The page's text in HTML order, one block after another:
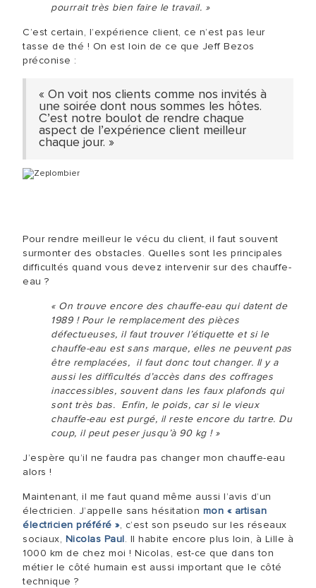
pourrait très bien faire le travail. »
C’est certain, l’expérience client, ce n’est pas leur
tasse de thé ! On est loin de ce que Jeff Bezos
préconise :
« On voit nos clients comme nos invités à
une soirée dont nous sommes les hôtes.
C’est notre boulot de rendre chaque
aspect de l’expérience client meilleur
chaque jour. »
Pour rendre meilleur le vécu du client, il faut souvent
surmonter des obstacles. Quelles sont les principales
difficultés quand vous devez intervenir sur des chauffe-
eau ?
« On trouve encore des chauffe-eau qui datent de
1989 ! Pour le remplacement des pièces
défectueuses, il faut trouver l’étiquette et si le
chauffe-eau est sans marque, elles ne peuvent pas
être remplacées, il faut donc tout changer. Il y a
aussi les difficultés d’accès dans des coffrages
inaccessibles, souvent dans les faux plafonds qui
sont très bas. Enfin, le poids, car si le vieux
chauffe-eau est purgé, il reste encore du tartre. Du
coup, il peut peser jusqu’à 90 kg ! »
J’espère qu’il ne faudra pas changer mon chauffe-eau
alors !
Maintenant, il me faut quand même aussi l’avis d’un
électricien. J’appelle sans hésitation mon « artisan
électricien préféré », c’est son pseudo sur les réseaux
sociaux, Nicolas Paul. Il habite encore plus loin, à Lille à
1000 km de chez moi ! Nicolas, est-ce que dans ton
métier le côté humain est aussi important que le côté
technique ?